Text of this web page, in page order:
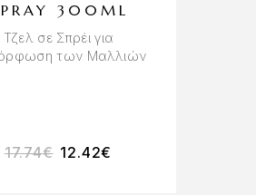
300ML
Τζελ σε Σπρέι για
των Μαλλιών
17.74€ 12.42€